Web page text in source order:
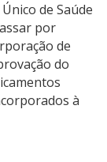
de Saúde
por
de
do
à